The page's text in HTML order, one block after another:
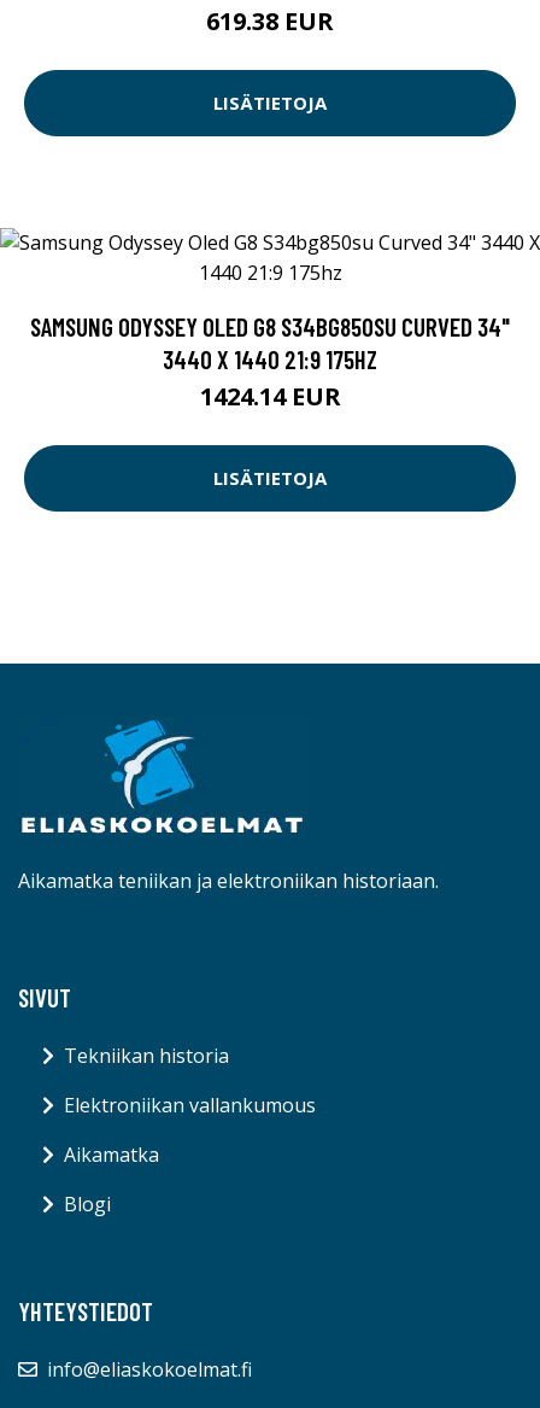
619.38 EUR
LISÄTIETOJA
SAMSUNG ODYSSEY OLED G8 S34BG850SU CURVED 34"
3440 X 1440 21:9 175HZ
1424.14 EUR
LISÄTIETOJA
Aikamatka teniikan ja elektroniikan historiaan.
SIVUT
Tekniikan historia
Elektroniikan vallankumous
Aikamatka
Blogi
YHTEYSTIEDOT
info@eliaskokoelmat.fi